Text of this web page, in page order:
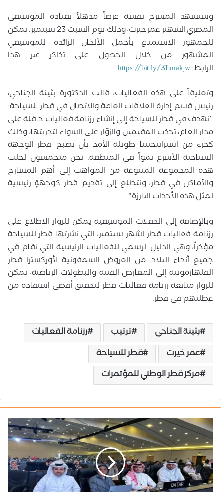
وسيشهد المسرح نفسه عرضاً مذهلاً بقيادة الموسيقي
المصري الشهير عمر خيرت، وذلك يوم السبت 23 سبتمبر. يمكن
للجمهور الاستمتاع بأجمل الألحان الرائدة للموسيقي
المشهور من خلال الحصول على تذاكر عبر هذا
الرابط:https://bit.ly/3Lmakjw
وتعليقاً على هذه الفعاليات، قالت الدكتورة بثينة الجناحي،
رئيس قسم إدارة العلاقات العامة والاتصال في قطر للسياحة:
“نهدف في قطر للسياحة إلى إنشاء رزنامة فعاليات حافلة على
مدار العام، تجذب المقيمين والزوّار على السواء لتجربتها، وذلك
كجزء من استراتيجيتنا طويلة الأمد بأن تصبح قطر الوجهة
السياحية الأسرع نمواً في المنطقة. نحن متحمسون لجلب
هذه المجموعة المتنوعة من المواهب إلى أهم المسارح
والأماكن في قطر، ونتطلع إلى تقديم قطر كوجهةٍ رئيسية
لمثل هذه الأحداث البارزة”.
وبالإضافة إلى الحفلات الموسيقية يمكن للزوار الاطلاع على
رزنامة فعاليات قطر لشهر سبتمبر، التي نشرتها قطر للسياحة
مؤخراً، وهي الدليل الرسمي للفعاليات الرئيسية التي تقام في
جميع أنحاء البلاد. من العروض السمفونية لأوركسترا قطر
الفلهارمونية إلى المعارض الفنية والبطولات الرياضية، يمكن
للزوار متابعة رزنامة فعاليات قطر لتحقيق أقصى استفادة من
عطلتهم في قطر.
بثينة الجناحي ترتيب
رزنامة الفعاليات
عمر خيرت
قطر للسياحة
مركز قطر الوطني للمؤتمرات